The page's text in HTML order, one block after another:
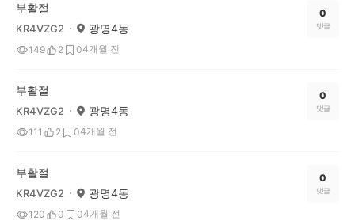
부활절
KR4VZG2 광명4동
149 2 04개월 전
0
댓글
부활절
KR4VZG2 광명4동
111 2 04개월 전
0
댓글
부활절
KR4VZG2 광명4동
120 0 04개월 전
0
댓글